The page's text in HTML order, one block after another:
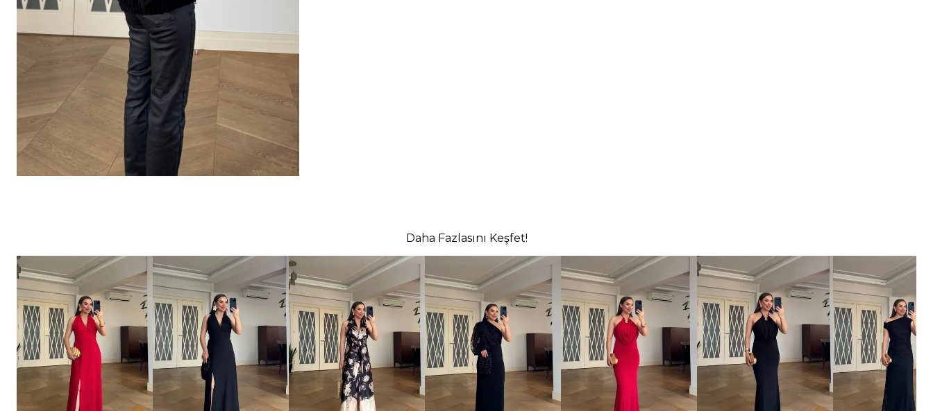
Daha Fazlasını Keşfet!